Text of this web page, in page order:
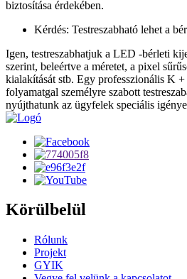
biztosítása érdekében.
Kérdés: Testreszabható lehet a
Igen, testreszabhatjuk a LED -bérleti
szerint, beleértve a méretet, a pixel
kialakítását stb. Egy professzionális K +
folyamatgal személyre szabott
nyújthatunk az ügyfelek speciális
Körülbelül
Rólunk
Projekt
GYIK